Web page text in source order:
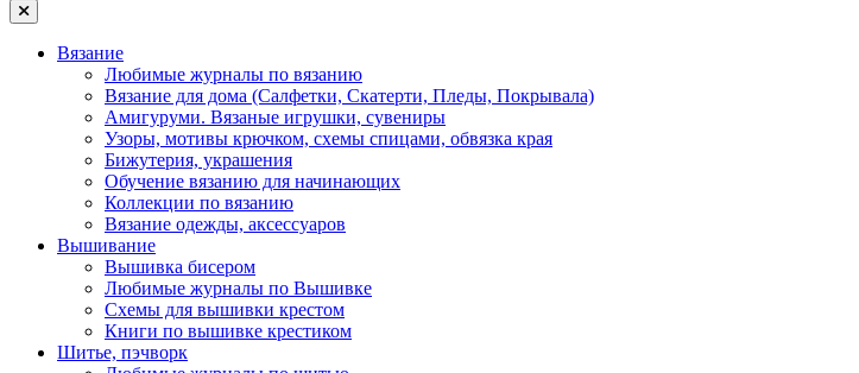
Вязание
Любимые журналы по вязанию
Вязание для дома (Салфетки, Скатерти, Пледы, Покрывала)
Амигуруми. Вязаные игрушки, сувениры
Узоры, мотивы крючком, схемы спицами, обвязка края
Бижутерия, украшения
Обучение вязанию для начинающих
Коллекции по вязанию
Вязание одежды, аксессуаров
Вышивание
Вышивка бисером
Любимые журналы по Вышивке
Схемы для вышивки крестом
Книги по вышивке крестиком
Шитье, пэчворк